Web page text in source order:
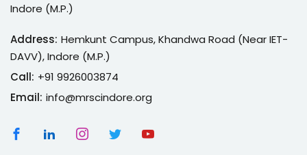
Indore (M.P.)
Address: Hemkunt Campus, Khandwa Road (Near IET-
DAVV), Indore (M.P.)
Call: +91 9926003874
Email: info@mrscindore.org